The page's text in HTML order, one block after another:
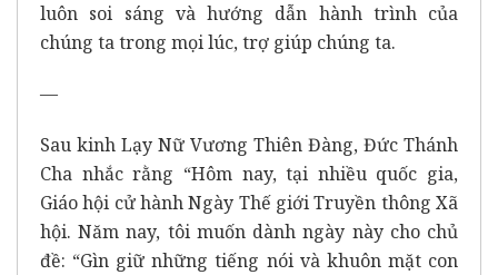
luôn soi sáng và hướng dẫn hành trình của
chúng ta trong mọi lúc, trợ giúp chúng ta.
—
Sau kinh Lạy Nữ Vương Thiên Đàng, Đức Thánh
Cha nhắc rằng “Hôm nay, tại nhiều quốc gia,
Giáo hội cử hành Ngày Thế giới Truyền thông Xã
hội. Năm nay, tôi muốn dành ngày này cho chủ
đề: “Gìn giữ những tiếng nói và khuôn mặt con